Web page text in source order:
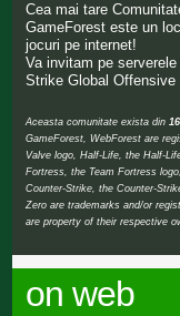
Cea mai tare
GameForest este un
jocuri pe internet!
Va invitam pe
Strike Global
Aceasta comunitate exista din
GameForest, WebForest are
Valve logo, Half-Life, the Half-
Fortress, the Team Fortress
Counter-Strike, the Counter-
Zero are trademarks and/or
are property of their respective
on web